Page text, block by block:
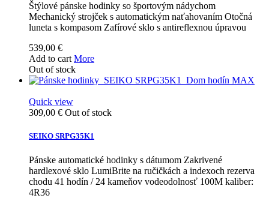
Štýlové pánske hodinky so športovým nádychom
Mechanický strojček s automatickým naťahovaním Otočná
luneta s kompasom Zafírové sklo s antireflexnou úpravou
539,00 €
Add to cart More
Out of stock
Quick view
309,00 € Out of stock
SEIKO SRPG35K1
Pánske automatické hodinky s dátumom Zakrivené
hardlexové sklo LumiBrite na ručičkách a indexoch rezerva
chodu 41 hodín / 24 kameňov vodeodolnosť 100M kaliber:
4R36